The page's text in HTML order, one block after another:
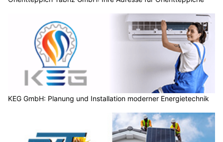
KEG GmbH: Planung und Installation moderner Energietechnik